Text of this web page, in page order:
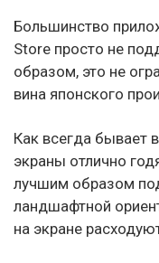
Большинство
Store просто не
образом, это не
вина японского
Как всегда бывает
экраны отлично
лучшим образом
ландшафтной
на экране